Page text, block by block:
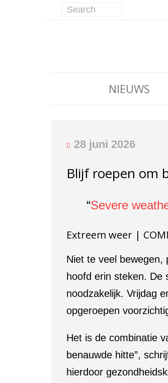
NIEUWS
28 juni 2026
Blijf roepen om
“Severe
Extreem weer |
Niet te veel bewegen,
hoofd erin steken. De
noodzakelijk. Vrijdag
opgeroepen
Het is de combinatie
benauwde hitte”,
hierdoor